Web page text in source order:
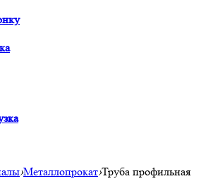
›Металлопрокат›Труба профильная